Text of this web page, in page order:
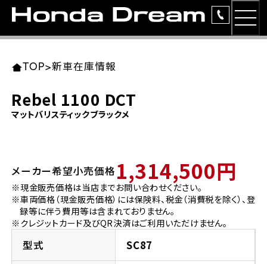
ラインアップ
レンタルバイク
洋用品
イベント
TOP>新車在庫情報
Rebel 1100 DCT
マットバリスティックブラックメ
メーカー希望小売価格 1,314,500円
※現金販売価格は当店までお問い合わせください。
※車両価格（現金販売価格）には保険料、税金（消費税を除く）、登
録等に伴う費用等は含まれておりません。
※クレジットカード及びQR決済はご利用いただけません。
型式 SC87
東北エリア 店舗一覧
岩手県
宮城県
ホンダドリーム 仙台泉
ホンダドリーム 宮城岩沼
関東エリア 店舗一覧
東京都
ホンダドリーム 西東京
ホンダドリーム 練馬
ホンダドリーム 板橋
中部エリア 店舗一覧
愛知県
ホンダドリーム 名古屋南
ホンダドリーム 小牧
ホンダドリーム 名古屋東
近畿エリア 店舗一覧
大阪府
ホンダドリーム 箕面
ホンダドリーム 藤井寺
ホンダドリーム 東淀川
中国・四国エリア 店舗一覧
岡山県
広島県
ホンダドリーム 広島
ホンダドリーム 福山
九州エリア 店舗一覧
福岡県
ホンダドリーム 福岡東
ホンダドリーム 久留米
ホンダドリーム 福岡春日